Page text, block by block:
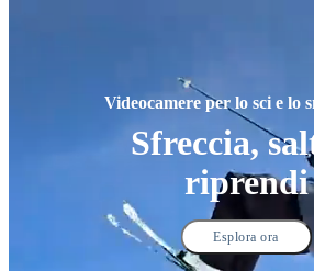
Videocamere per lo sci e lo
Sfreccia,
riprendi
Esplora ora